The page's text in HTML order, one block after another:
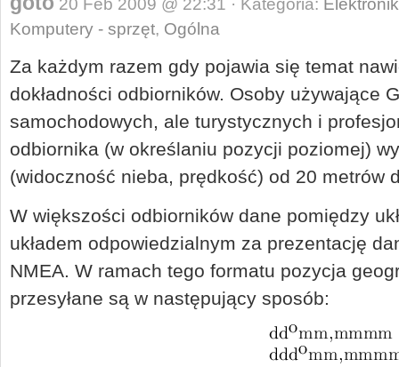
20 Feb 2009 @ 22:31 · Kategoria:
Komputery - sprzęt, Ogólna
Za każdym razem gdy pojawia się temat
dokładności odbiorników. Osoby używające
samochodowych, ale turystycznych i
odbiornika (w określaniu pozycji poziomej)
(widoczność nieba, prędkość) od 20 metrów
W większości odbiorników dane pomiędzy
układem odpowiedzialnym za prezentację
NMEA. W ramach tego formatu pozycja
przesyłane są w następujący sposób: